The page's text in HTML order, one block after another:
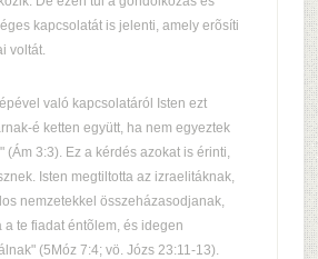
kapcsolatát is jelenti, amely erõsíti
voltát.
való kapcsolatáról Isten ezt
é ketten együtt, ha nem egyeztek
(Ám 3:3). Ez a kérdés azokat is érinti,
Isten megtiltotta az izraelitáknak,
nemzetekkel összeházasodjanak,
a te fiadat éntõlem, és idegen
(5Móz 7:4; vö. Józs 23:11-13).